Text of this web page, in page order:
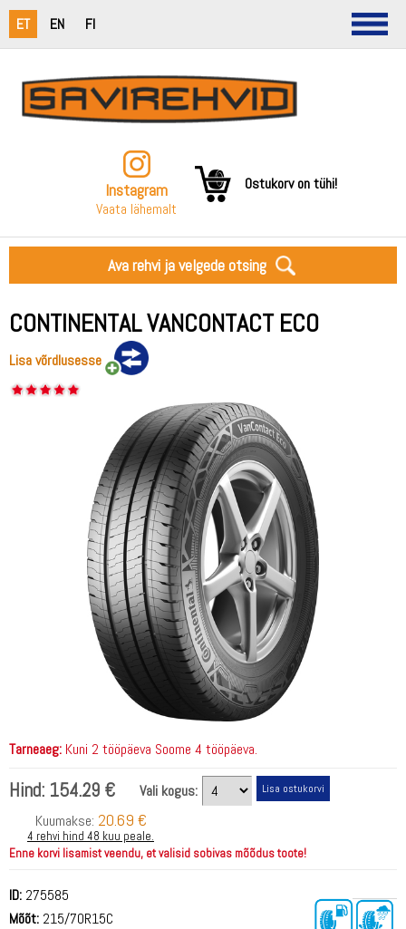
ET EN FI
Instagram
Vaata lähemalt
Ostukorv on tühi!
Ava rehvi ja velgede otsing
CONTINENTAL VANCONTACT ECO
Lisa võrdlusesse
Tarneaeg: Kuni 2 tööpäeva Soome 4 tööpäeva.
Hind: 154.29 €
Vali kogus:
Kuumakse: 20.69 €
4 rehvi hind 48 kuu peale.
Enne korvi lisamist veendu, et valisid sobivas mõõdus toote!
ID: 275585
Mõõt: 215/70R15C